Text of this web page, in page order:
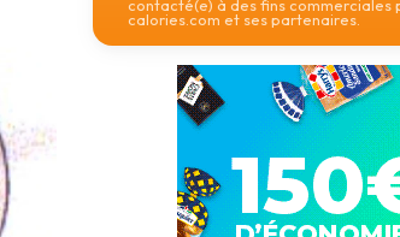
contacté(e) à des fins commerciales
calories.com et ses partenaires.